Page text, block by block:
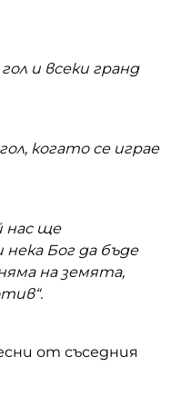
и всеки гранд
когато се играе
нас ще
Бог да бъде
на земята,
от съседния